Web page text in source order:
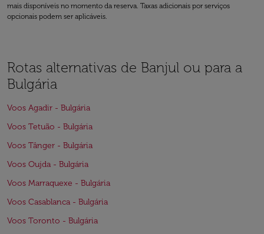
mais disponíveis no momento da reserva. Taxas adicionais por serviços
opcionais podem ser aplicáveis.
Rotas alternativas de Banjul ou para a
Bulgária
Voos Agadir - Bulgária
Voos Tetuão - Bulgária
Voos Tânger - Bulgária
Voos Oujda - Bulgária
Voos Marraquexe - Bulgária
Voos Casablanca - Bulgária
Voos Toronto - Bulgária